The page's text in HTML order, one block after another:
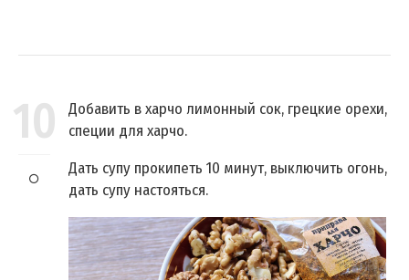
10
Добавить в харчо лимонный сок, грецкие орехи,
специи для харчо.
Дать супу прокипеть 10 минут, выключить огонь,
дать супу настояться.